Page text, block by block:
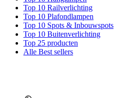
Top 10 Railverlichting
Top 10 Plafondlampen
Top 10 Spots & Inbouwspots
Top 10 Buitenverlichting
Top 25 producten
Alle Best sellers